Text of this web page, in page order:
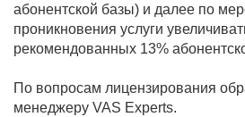
абонентской базы) и далее по
проникновения услуги
рекомендованных 13%
По вопросам лицензирования
менеджеру VAS Experts.